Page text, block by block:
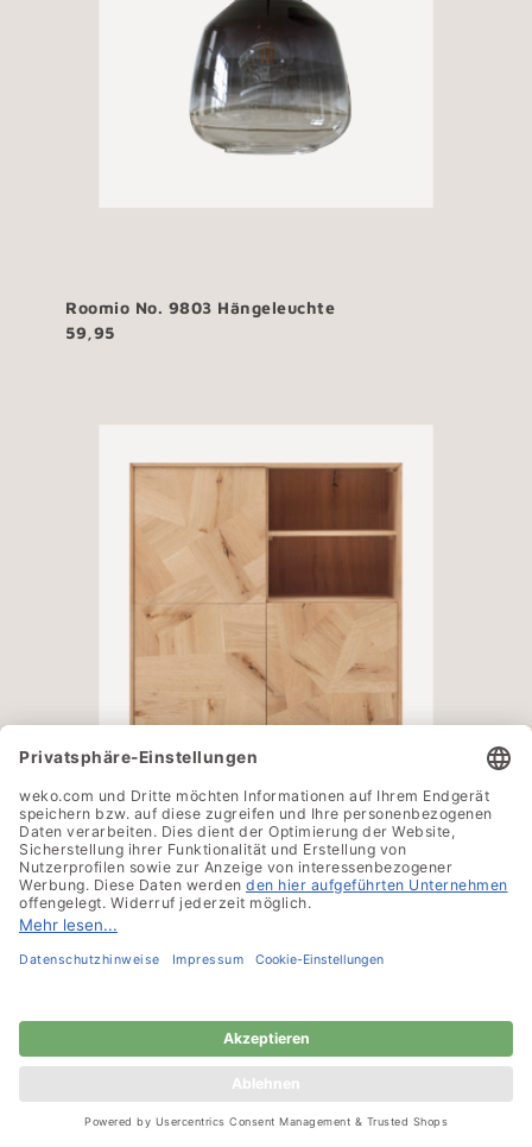
Roomio No. 9803 Hängeleuchte
59,95
Roomio No. 2002 Highboard, Art. 200512010
749,-